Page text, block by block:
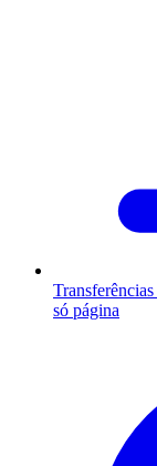
Transferências
só página